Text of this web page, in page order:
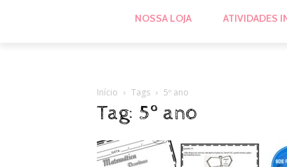
NOSSA LOJA ATIVIDADES
Início Tags 5º ano
Tag: 5º ano